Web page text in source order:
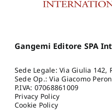
Gangemi Editore SPA
Sede Legale: Via Giulia 142,
Sede Op.: Via Giacomo
P.IVA: 07068861009
Privacy Policy
Cookie Policy